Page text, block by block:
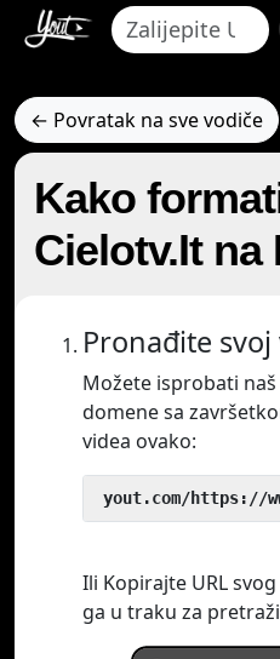
← Povratak na sve vodiče
Kako
Cielotv.It na
Pronađite
Možete isprobati
domene sa
videa ovako:
yout.com/https://
Ili Kopirajte URL
ga u traku za